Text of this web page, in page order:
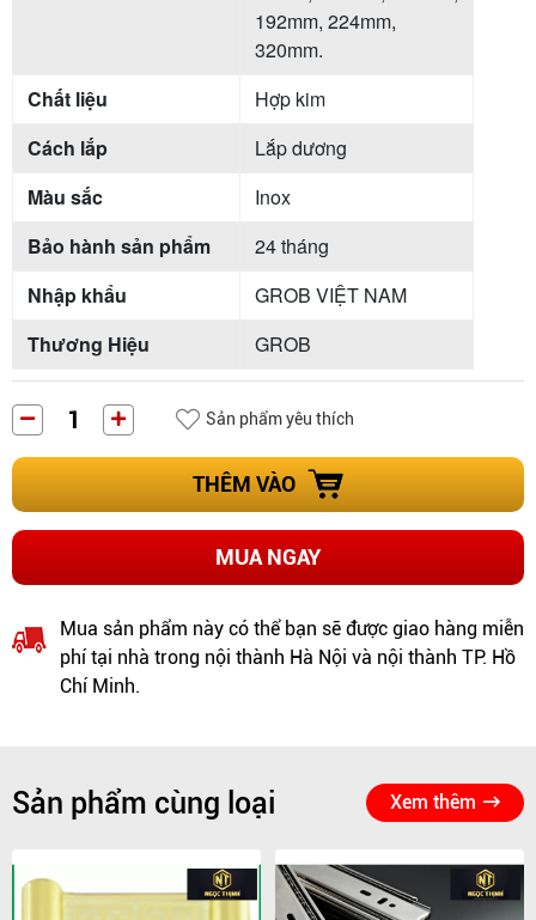
192mm, 224mm,
320mm.
Chất liệu
Hợp kim
Cách lắp
Lắp dương
Màu sắc
Inox
Bảo hành sản phẩm
24 tháng
Nhập khẩu
GROB VIỆT NAM
Thương Hiệu
GROB
Sản phẩm yêu thích
THÊM VÀO
MUA NGAY
Mua sản phẩm này có thể bạn sẽ được giao hàng miễn
phí tại nhà trong nội thành Hà Nội và nội thành TP. Hồ
Chí Minh.
Sản phẩm cùng loại Xem thêm